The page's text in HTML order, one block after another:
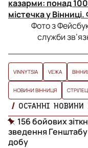
казарми: понад 100
містечка у
Фото з
служби
VINNYTSIA VЕЖА
НОВИНИ ВІННИЦЯ
ОСТАННІ НОВИНИ
156 бойових
зведення Генштабу
добу